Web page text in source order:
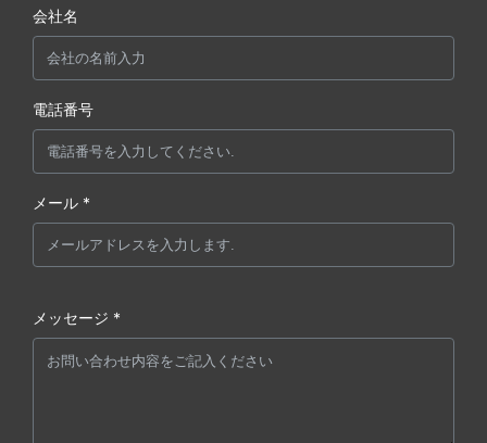
会社名
電話番号
メール *
メッセージ *